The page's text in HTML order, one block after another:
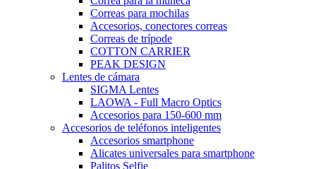
Correas para mochilas
Accesorios, conectores correas
Correas de trípode
COTTON CARRIER
PEAK DESIGN
Lentes de cámara
SIGMA Lentes
LAOWA - Full Macro Optics
Accesorios para 150-600 mm
Accesorios de teléfonos inteligentes
Accesorios smartphone
Alicates universales para smartphone
Palitos Selfie